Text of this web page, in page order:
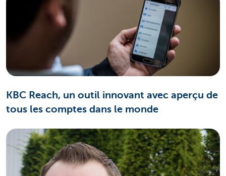
KBC Reach, un outil innovant avec aperçu de
tous les comptes dans le monde